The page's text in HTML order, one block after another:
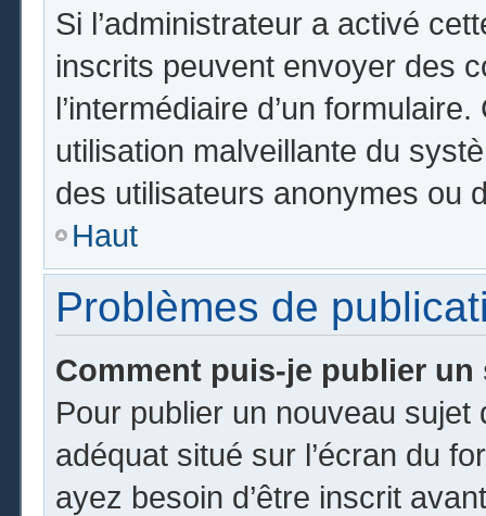
Si l’administrateur a activé
inscrits peuvent envoyer des
l’intermédiaire d’un
utilisation malveillante du
des utilisateurs anonymes ou
Haut
Problèmes de
Comment puis-je publier
Pour publier un nouveau
adéquat situé sur l’écran du
ayez besoin d’être inscrit